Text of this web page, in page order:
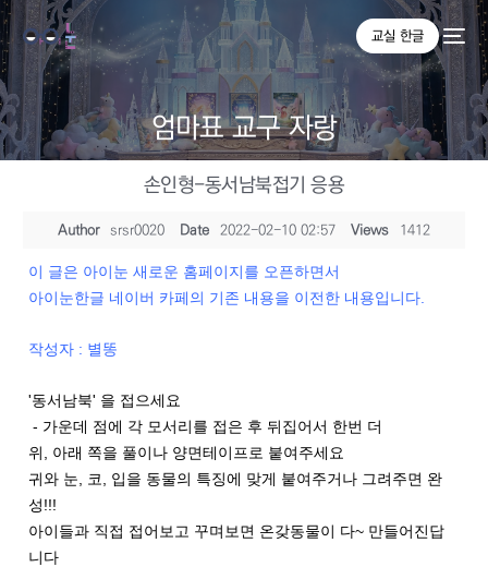
교실 한글
엄마표 교구 자랑
손인형-동서남북접기 응용
Author srsr0020 Date 2022-02-10 02:57 Views 1412
이 글은 아이눈 새로운 홈페이지를 오픈하면서
아이눈한글 네이버 카페의 기존 내용을 이전한 내용입니다.
작성자 : 별똥
'동서남북' 을 접으세요
- 가운데 점에 각 모서리를 접은 후 뒤집어서 한번 더
위, 아래 쪽을 풀이나 양면테이프로 붙여주세요
귀와 눈, 코, 입을 동물의 특징에 맞게 붙여주거나 그려주면 완
성!!!
아이들과 직접 접어보고 꾸며보면 온갖동물이 다~ 만들어진답
니다